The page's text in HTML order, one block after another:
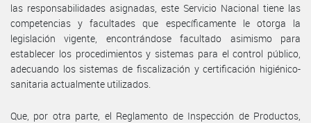
las responsabilidades asignadas, este Servicio Nacional tiene las
competencias y facultades que específicamente le otorga la
legislación vigente, encontrándose facultado asimismo para
establecer los procedimientos y sistemas para el control público,
adecuando los sistemas de fiscalización y certificación higiénico-
sanitaria actualmente utilizados.
Que, por otra parte, el Reglamento de Inspección de Productos,